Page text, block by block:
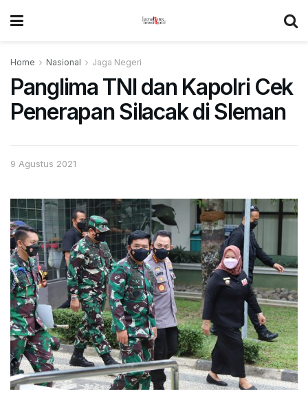
Home Nasional Jaga Negeri
Panglima TNI dan Kapolri Cek
Penerapan Silacak di Sleman
9 Agustus 2021